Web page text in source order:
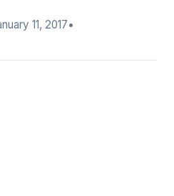
11, 2017•